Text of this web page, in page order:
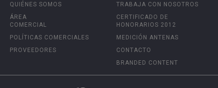
QUIÉNES SOMOS
ÁREA
COMERCIAL
POLÍTICAS COMERCIALES
PROVEEDORES
TRABAJA CON NOSOTROS
CERTIFICADO DE
HONORARIOS 2012
MEDICIÓN ANTENAS
CONTACTO
BRANDED CONTENT